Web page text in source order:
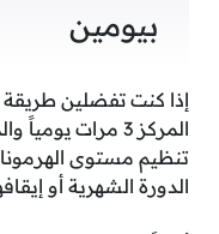
بيومين
إذا كنت تفضلين
المركز 3 مرات
تنظيم مستوى
الدورة الشهرية أو